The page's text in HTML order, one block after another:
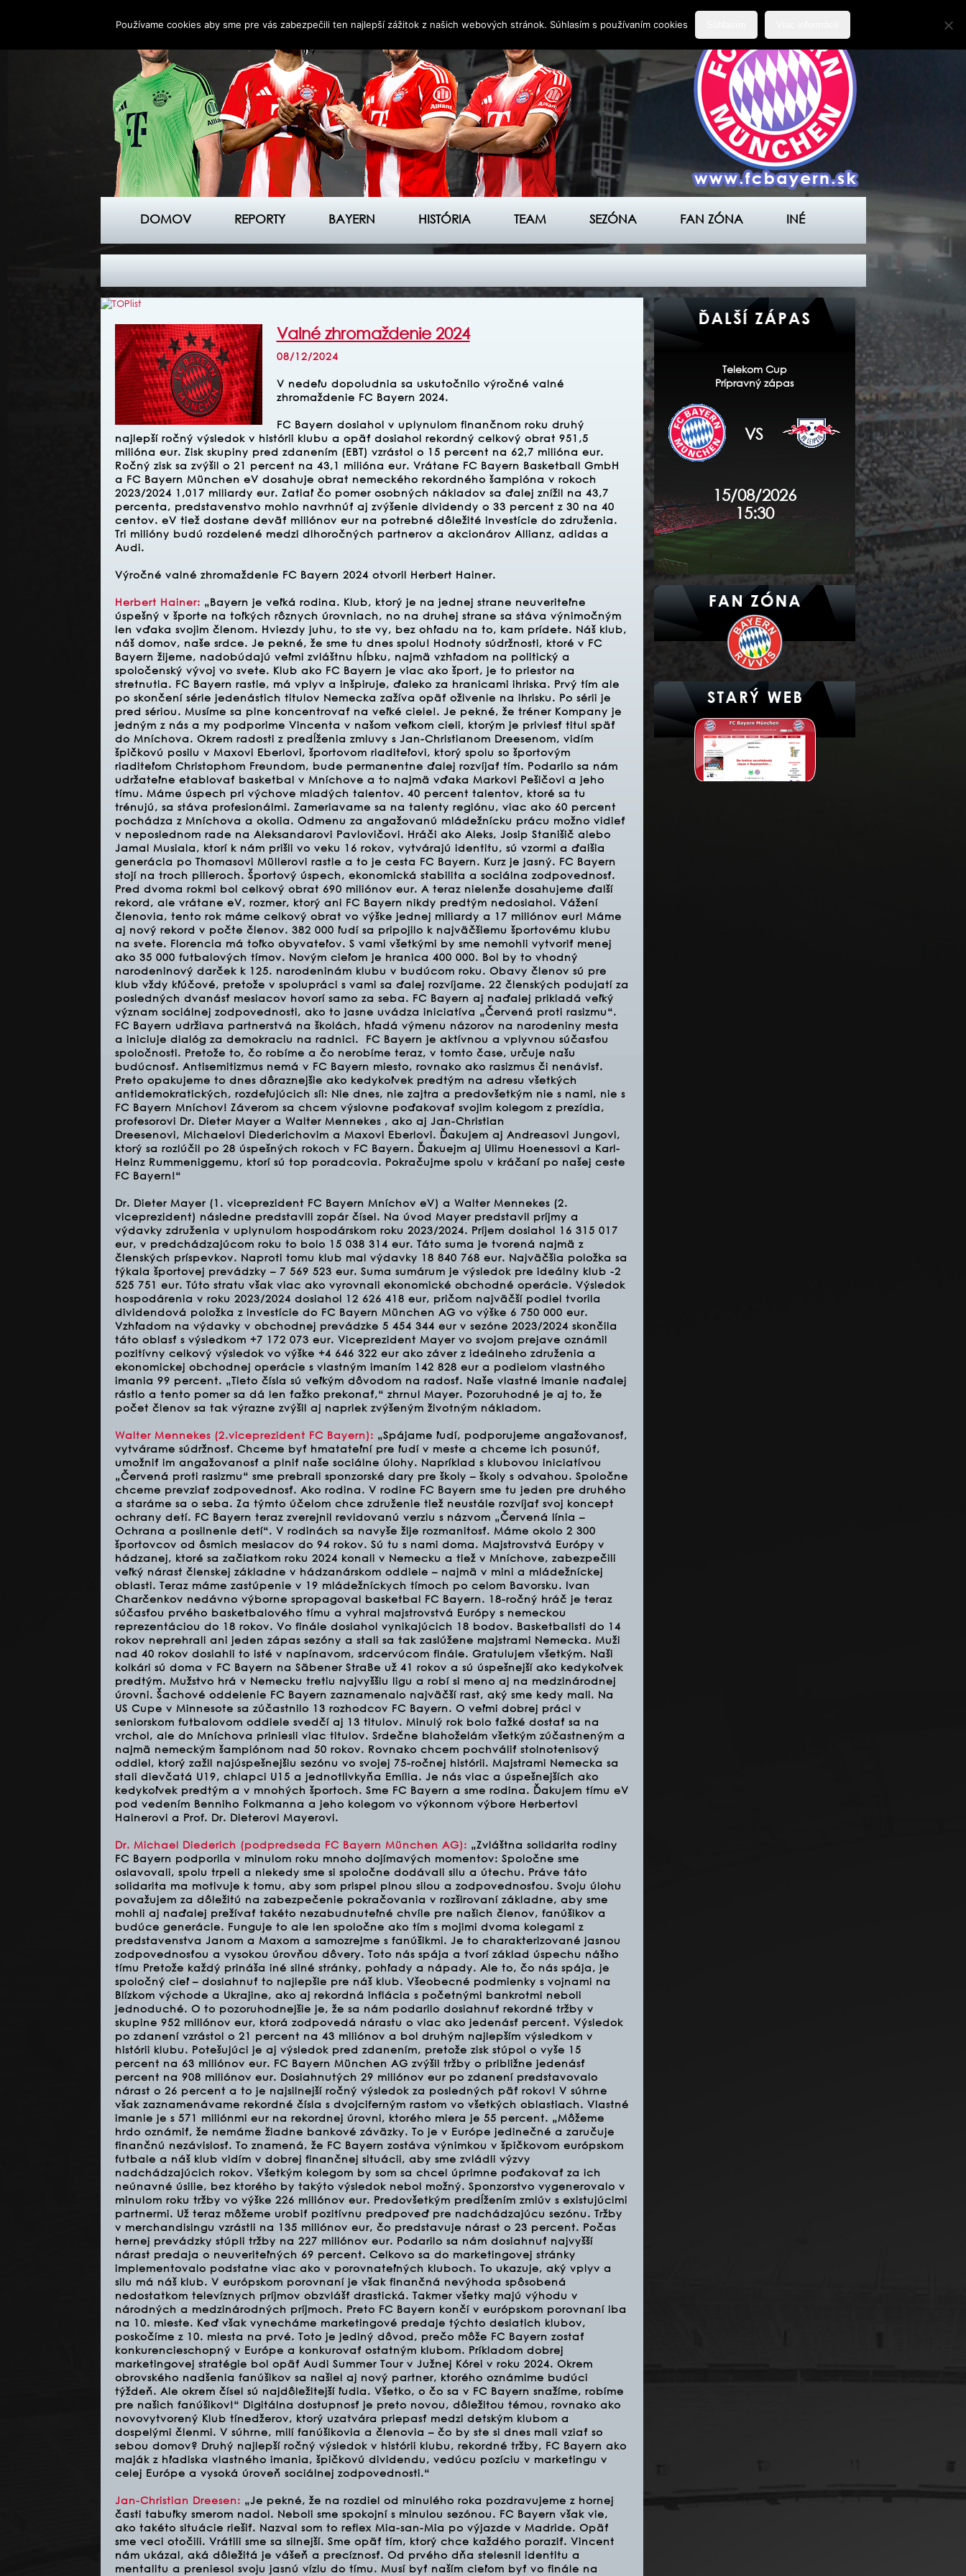
DOMOV REPORTY BAYERN HISTÓRIA TEAM SEZÓNA FAN ZÓNA INÉ
Valné zhromaždenie 2024
08/12/2024
V nedeľu dopoludnia sa uskutočnilo výročné valné
zhromaždenie FC Bayern 2024.
FC Bayern dosiahol v uplynulom finančnom roku druhý
najlepší ročný výsledok v histórii klubu a opäť dosiahol rekordný celkový obrat 951,5
milióna eur. Zisk skupiny pred zdanením (EBT) vzrástol o 15 percent na 62,7 milióna eur.
Ročný zisk sa zvýšil o 21 percent na 43,1 milióna eur. Vrátane FC Bayern Basketball GmbH
a FC Bayern München eV dosahuje obrat nemeckého rekordného šampióna v rokoch
2023/2024 1,017 miliardy eur. Zatiaľ čo pomer osobných nákladov sa ďalej znížil na 43,7
percenta, predstavenstvo mohlo navrhnúť aj zvýšenie dividendy o 33 percent z 30 na 40
centov. eV tiež dostane deväť miliónov eur na potrebné dôležité investície do združenia.
Tri milióny budú rozdelené medzi dlhoročných partnerov a akcionárov Allianz, adidas a
Audi.
Výročné valné zhromaždenie FC Bayern 2024 otvoril Herbert Hainer.
Herbert Hainer: „Bayern je veľká rodina. Klub, ktorý je na jednej strane neuveriteľne
úspešný v športe na toľkých rôznych úrovniach, no na druhej strane sa stáva výnimočným
len vďaka svojim členom. Hviezdy juhu, to ste vy, bez ohľadu na to, kam prídete. Náš klub,
náš domov, naše srdce. Je pekné, že sme tu dnes spolu! Hodnoty súdržnosti, ktoré v FC
Bayern žijeme, nadobúdajú veľmi zvláštnu hĺbku, najmä vzhľadom na politický a
spoločenský vývoj vo svete. Klub ako FC Bayern je viac ako šport, je to priestor na
stretnutia. FC Bayern rastie, má vplyv a inšpiruje, ďaleko za hranicami ihriska. Prvý tím ale
po skončení série jedenástich titulov Nemecka zažíva opäť oživenie na ihrisku. Po sérii je
pred sériou. Musíme sa plne koncentrovať na veľké ciele!. Je pekné, že tréner Kompany je
jedným z nás a my podporime Vincenta v našom veľkom cieli, ktorým je priviesť titul späť
do Mníchova. Okrem radosti z predĺženia zmluvy s Jan-Christianom Dreesenom, vidím
špičkovú posilu v Maxovi Eberlovi, športovom riaditeľovi, ktorý spolu so športovým
riaditeľom Christophom Freundom, bude permanentne ďalej rozvíjať tím. Podarilo sa nám
udržateľne etablovať basketbal v Mníchove a to najmä vďaka Markovi Pešičovi a jeho
tímu. Máme úspech pri výchove mladých talentov. 40 percent talentov, ktoré sa tu
trénujú, sa stáva profesionálmi. Zameriavame sa na talenty regiónu, viac ako 60 percent
pochádza z Mníchova a okolia. Odmenu za angažovanú mládežnícku prácu možno vidieť
v neposlednom rade na Aleksandarovi Pavlovičovi. Hráči ako Aleks, Josip Stanišič alebo
Jamal Musiala, ktorí k nám prišli vo veku 16 rokov, vytvárajú identitu, sú vzormi a ďalšia
generácia po Thomasovi Müllerovi rastie a to je cesta FC Bayern. Kurz je jasný. FC Bayern
stojí na troch pilieroch. Športový úspech, ekonomická stabilita a sociálna zodpovednosť.
Pred dvoma rokmi bol celkový obrat 690 miliónov eur. A teraz nielenže dosahujeme ďalší
rekord, ale vrátane eV, rozmer, ktorý ani FC Bayern nikdy predtým nedosiahol. Vážení
členovia, tento rok máme celkový obrat vo výške jednej miliardy a 17 miliónov eur! Máme
aj nový rekord v počte členov. 382 000 ľudí sa pripojilo k najväčšiemu športovému klubu
na svete. Florencia má toľko obyvateľov. S vami všetkými by sme nemohli vytvoriť menej
ako 35 000 futbalových tímov. Novým cieľom je hranica 400 000. Bol by to vhodný
narodeninový darček k 125. narodeninám klubu v budúcom roku. Obavy členov sú pre
klub vždy kľúčové, pretože v spolupráci s vami sa ďalej rozvíjame. 22 členských podujatí za
posledných dvanásť mesiacov hovorí samo za seba. FC Bayern aj naďalej prikladá veľký
význam sociálnej zodpovednosti, ako to jasne uvádza iniciatíva „Červená proti rasizmu“.
FC Bayern udržiava partnerstvá na školách, hľadá výmenu názorov na narodeniny mesta
a iniciuje dialóg za demokraciu na radnici. FC Bayern je aktívnou a vplyvnou súčasťou
spoločnosti. Pretože to, čo robíme a čo nerobíme teraz, v tomto čase, určuje našu
budúcnosť. Antisemitizmus nemá v FC Bayern miesto, rovnako ako rasizmus či nenávisť.
Preto opakujeme to dnes dôraznejšie ako kedykoľvek predtým na adresu všetkých
antidemokratických, rozdeľujúcich síl: Nie dnes, nie zajtra a predovšetkým nie s nami, nie s
FC Bayern Mníchov! Záverom sa chcem výslovne poďakovať svojim kolegom z prezídia,
profesorovi Dr. Dieter Mayer a Walter Mennekes , ako aj Jan-Christian
Dreesenovi, Michaelovi Diederichovim a Maxovi Eberlovi. Ďakujem aj Andreasovi Jungovi,
ktorý sa rozlúčil po 28 úspešných rokoch v FC Bayern. Ďakuejm aj Ulimu Hoenessovi a Karl-
Heinz Rummeniggemu, ktorí sú top poradcovia. Pokračujme spolu v kráčaní po našej ceste
FC Bayern!“
Dr. Dieter Mayer (1. viceprezident FC Bayern Mníchov eV) a Walter Mennekes (2.
viceprezident) následne predstavili zopár čísel. Na úvod Mayer predstavil príjmy a
výdavky združenia v uplynulom hospodárskom roku 2023/2024. Príjem dosiahol 16 315 017
eur, v predchádzajúcom roku to bolo 15 038 314 eur. Táto suma je tvorená najmä z
členských príspevkov. Naproti tomu klub mal výdavky 18 840 768 eur. Najväčšia položka sa
týkala športovej prevádzky – 7 569 523 eur. Suma sumárum je výsledok pre ideálny klub -2
525 751 eur. Túto stratu však viac ako vyrovnali ekonomické obchodné operácie. Výsledok
hospodárenia v roku 2023/2024 dosiahol 12 626 418 eur, pričom najväčší podiel tvorila
dividendová položka z investície do FC Bayern München AG vo výške 6 750 000 eur.
Vzhľadom na výdavky v obchodnej prevádzke 5 454 344 eur v sezóne 2023/2024 skončila
táto oblasť s výsledkom +7 172 073 eur. Viceprezident Mayer vo svojom prejave oznámil
pozitívny celkový výsledok vo výške +4 646 322 eur ako záver z ideálneho združenia a
ekonomickej obchodnej operácie s vlastným imaním 142 828 eur a podielom vlastného
imania 99 percent. „Tieto čísla sú veľkým dôvodom na radosť. Naše vlastné imanie naďalej
rástlo a tento pomer sa dá len ťažko prekonať,“ zhrnul Mayer. Pozoruhodné je aj to, že
počet členov sa tak výrazne zvýšil aj napriek zvýšeným životným nákladom.
Walter Mennekes (2.viceprezident FC Bayern): „Spájame ľudí, podporujeme angažovanosť,
vytvárame súdržnosť. Chceme byť hmatateľní pre ľudí v meste a chceme ich posunúť,
umožniť im angažovanosť a plniť naše sociálne úlohy. Napríklad s klubovou iniciatívou
„Červená proti rasizmu“ sme prebrali sponzorské dary pre školy – školy s odvahou. Spoločne
chceme prevziať zodpovednosť. Ako rodina. V rodine FC Bayern sme tu jeden pre druhého
a staráme sa o seba. Za týmto účelom chce združenie tiež neustále rozvíjať svoj koncept
ochrany detí. FC Bayern teraz zverejnil revidovanú verziu s názvom „Červená línia –
Ochrana a posilnenie detí“. V rodinách sa navyše žije rozmanitosť. Máme okolo 2 300
športovcov od ôsmich mesiacov do 94 rokov. Sú tu s nami doma. Majstrovstvá Európy v
hádzanej, ktoré sa začiatkom roku 2024 konali v Nemecku a tiež v Mníchove, zabezpečili
veľký nárast členskej základne v hádzanárskom oddiele – najmä v mini a mládežníckej
oblasti. Teraz máme zastúpenie v 19 mládežníckych tímoch po celom Bavorsku. Ivan
Charčenkov nedávno výborne spropagoval basketbal FC Bayern. 18-ročný hráč je teraz
súčasťou prvého basketbalového tímu a vyhral majstrovstvá Európy s nemeckou
reprezentáciou do 18 rokov. Vo finále dosiahol vynikajúcich 18 bodov. Basketbalisti do 14
rokov neprehrali ani jeden zápas sezóny a stali sa tak zaslúžene majstrami Nemecka. Muži
nad 40 rokov dosiahli to isté v napínavom, srdcervúcom finále. Gratulujem všetkým. Naši
kolkári sú doma v FC Bayern na Säbener StraBe už 41 rokov a sú úspešnejší ako kedykoľvek
predtým. Mužstvo hrá v Nemecku tretiu najvyššiu ligu a robí si meno aj na medzinárodnej
úrovni. Šachové oddelenie FC Bayern zaznamenalo najväčší rast, aký sme kedy mali. Na
US Cupe v Minnesote sa zúčastnilo 13 rozhodcov FC Bayern. O veľmi dobrej práci v
seniorskom futbalovom oddiele svedčí aj 13 titulov. Minulý rok bolo ťažké dostať sa na
vrchol, ale do Mníchova priniesli viac titulov. Srdečne blahoželám všetkým zúčastneným a
najmä nemeckým šampiónom nad 50 rokov. Rovnako chcem pochváliť stolnotenisový
oddiel, ktorý zažil najúspešnejšiu sezónu vo svojej 75-ročnej histórii. Majstrami Nemecka sa
stali dievčatá U19, chlapci U15 a jednotlivkyňa Emília. Je nás viac a úspešnejších ako
kedykoľvek predtým a v mnohých športoch. Sme FC Bayern a sme rodina. Ďakujem tímu eV
pod vedením Benniho Folkmanna a jeho kolegom vo výkonnom výbore Herbertovi
Hainerovi a Prof. Dr. Dieterovi Mayerovi.
Dr. Michael Diederich (podpredseda FC Bayern München AG): „Zvláštna solidarita rodiny
FC Bayern podporila v minulom roku mnoho dojímavých momentov: Spoločne sme
oslavovali, spolu trpeli a niekedy sme si spoločne dodávali silu a útechu. Práve táto
solidarita ma motivuje k tomu, aby som prispel plnou silou a zodpovednosťou. Svoju úlohu
považujem za dôležitú na zabezpečenie pokračovania v rozširovaní základne, aby sme
mohli aj naďalej prežívať takéto nezabudnuteľné chvíle pre našich členov, fanúšikov a
budúce generácie. Funguje to ale len spoločne ako tím s mojimi dvoma kolegami z
predstavenstva Janom a Maxom a samozrejme s fanúšikmi. Je to charakterizované jasnou
zodpovednosťou a vysokou úrovňou dôvery. Toto nás spája a tvorí základ úspechu nášho
tímu Pretože každý prináša iné silné stránky, pohľady a nápady. Ale to, čo nás spája, je
spoločný cieľ – dosiahnuť to najlepšie pre náš klub. Všeobecné podmienky s vojnami na
Blízkom východe a Ukrajine, ako aj rekordná inflácia s početnými bankrotmi neboli
jednoduché. O to pozoruhodnejšie je, že sa nám podarilo dosiahnuť rekordné tržby v
skupine 952 miliónov eur, ktorá zodpovedá nárastu o viac ako jedenásť percent. Výsledok
po zdanení vzrástol o 21 percent na 43 miliónov a bol druhým najlepším výsledkom v
histórii klubu. Potešujúci je aj výsledok pred zdanením, pretože zisk stúpol o vyše 15
percent na 63 miliónov eur. FC Bayern München AG zvýšil tržby o približne jedenásť
percent na 908 miliónov eur. Dosiahnutých 29 miliónov eur po zdanení predstavovalo
nárast o 26 percent a to je najsilnejší ročný výsledok za posledných päť rokov! V súhrne
však zaznamenávame rekordné čísla s dvojciferným rastom vo všetkých oblastiach. Vlastné
imanie je s 571 miliónmi eur na rekordnej úrovni, ktorého miera je 55 percent. „Môžeme
hrdo oznámiť, že nemáme žiadne bankové záväzky. To je v Európe jedinečné a zaručuje
finančnú nezávislosť. To znamená, že FC Bayern zostáva výnimkou v špičkovom európskom
futbale a náš klub vidím v dobrej finančnej situácii, aby sme zvládli výzvy
nadchádzajúcich rokov. Všetkým kolegom by som sa chcel úprimne poďakovať za ich
neúnavné úsilie, bez ktorého by takýto výsledok nebol možný. Sponzorstvo vygenerovalo v
minulom roku tržby vo výške 226 miliónov eur. Predovšetkým predĺžením zmlúv s existujúcimi
partnermi. Už teraz môžeme urobiť pozitívnu predpoveď pre nadchádzajúcu sezónu. Tržby
v merchandisingu vzrástli na 135 miliónov eur, čo predstavuje nárast o 23 percent. Počas
hernej prevádzky stúpli tržby na 227 miliónov eur. Podarilo sa nám dosiahnuť najvyšší
nárast predaja o neuveriteľných 69 percent. Celkovo sa do marketingovej stránky
implementovalo podstatne viac ako v porovnateľných kluboch. To ukazuje, aký vplyv a
silu má náš klub. V európskom porovnaní je však finančná nevýhoda spôsobená
nedostatkom televíznych príjmov obzvlášť drastická. Takmer všetky majú výhodu v
národných a medzinárodných príjmoch. Preto FC Bayern končí v európskom porovnaní iba
na 10. mieste. Keď však vynecháme marketingové predaje týchto desiatich klubov,
poskočíme z 10. miesta na prvé. Toto je jediný dôvod, prečo môže FC Bayern zostať
konkurencieschopný v Európe a konkurovať ostatným klubom. Príkladom dobrej
marketingovej stratégie bol opäť Audi Summer Tour v Južnej Kórei v roku 2024. Okrem
obrovského nadšenia fanúšikov sa našiel aj nový partner, ktorého oznámime budúci
týždeň. Ale okrem čísel sú najdôležitejší ľudia. Všetko, o čo sa v FC Bayern snažíme, robíme
pre našich fanúšikov!“ Digitálna dostupnosť je preto novou, dôležitou témou, rovnako ako
novovytvorený Klub tínedžerov, ktorý uzatvára priepasť medzi detským klubom a
dospelými členmi. V súhrne, milí fanúšikovia a členovia – čo by ste si dnes mali vziať so
sebou domov? Druhý najlepší ročný výsledok v histórii klubu, rekordné tržby, FC Bayern ako
maják z hľadiska vlastného imania, špičkovú dividendu, vedúcu pozíciu v marketingu v
celej Európe a vysoká úroveň sociálnej zodpovednosti.“
Jan-Christian Dreesen: „Je pekné, že na rozdiel od minulého roka pozdravujeme z hornej
časti tabuľky smerom nadol. Neboli sme spokojní s minulou sezónou. FC Bayern však vie,
ako takéto situácie riešiť. Nazval som to reflex Mia-san-Mia po výjazde v Madride. Opäť
sme veci otočili. Vrátili sme sa silnejší. Sme opäť tím, ktorý chce každého poraziť. Vincent
nám ukázal, aká dôležitá je vášeň a precíznosť. Od prvého dňa stelesnil identitu a
mentalitu a preniesol svoju jasnú víziu do tímu. Musí byť naším cieľom byť vo finále na
Telekom Cup
Prípravný zápas
VS
15/08/2026
15:30
Používame cookies aby sme pre vás zabezpečili ten najlepší zážitok z našich webových stránok. Súhlasím s používaním cookies